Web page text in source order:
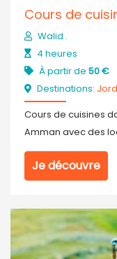
Cours de
Walid .
4 heures
À partir de 50 €
Destinations:
Cours de cuisines
Amman avec des
Je découvre